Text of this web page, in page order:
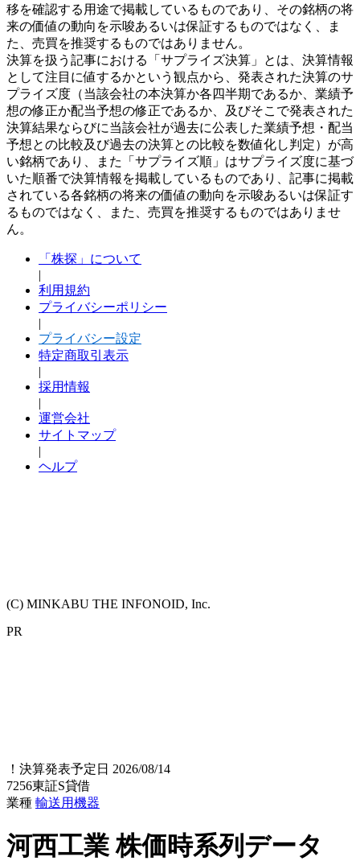
移を確認する用途で掲載しているものであり、その銘柄の将
来の価値の動向を示唆あるいは保証するものではなく、ま
た、売買を推奨するものではありません。
決算を扱う記事における「サプライズ決算」とは、決算情報
として注目に値するかという観点から、発表された決算のサ
プライズ度（当該会社の本決算か各四半期であるか、業績予
想の修正か配当予想の修正であるか、及びそこで発表された
決算結果ならびに当該会社が過去に公表した業績予想・配当
予想との比較及び過去の決算との比較を数値化し判定）が高
い銘柄であり、また「サプライズ順」はサプライズ度に基づ
いた順番で決算情報を掲載しているものであり、記事に掲載
されている各銘柄の将来の価値の動向を示唆あるいは保証す
るものではなく、また、売買を推奨するものではありませ
ん。
「株探」について
|
利用規約
プライバシーポリシー
|
プライバシー設定
特定商取引表示
|
採用情報
|
運営会社
サイトマップ
|
ヘルプ
(C) MINKABU THE INFONOID, Inc.
PR
！ 決算発表予定日 2026/08/14
7256東証S貸借
業種 輸送用機器
河西工業株価時系列データ